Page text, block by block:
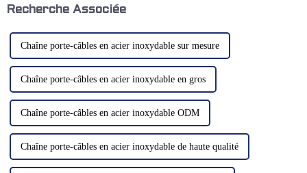
Recherche Associée
Chaîne porte-câbles en acier inoxydable sur mesure
Chaîne porte-câbles en acier inoxydable en gros
Chaîne porte-câbles en acier inoxydable ODM
Chaîne porte-câbles en acier inoxydable de haute qualité